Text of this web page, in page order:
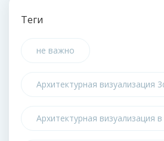
Теги
не важно
Архитектурная визуализация
Архитектурная визуализация